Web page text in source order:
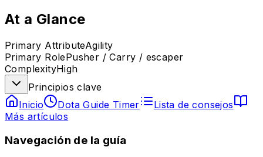
At a Glance
Primary AttributeAgility
Primary RolePusher / Carry / escaper
ComplexityHigh
Principios clave
Inicio
Dota Guide Timer
Lista de consejos
Más artículos
Navegación de la guía